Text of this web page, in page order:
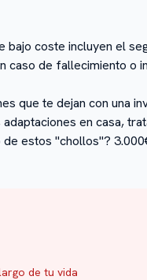
bajo coste incluyen el
caso de fallecimiento o
que te dejan con una
en casa,
estos "chollos"?
de tu vida